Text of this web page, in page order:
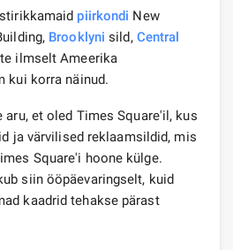
piirkondi New
Brooklyni sild, Central
ilmselt Ameerika
kui korra näinud.
et oled Times Square'il, kus
ja värvilised reklaamsildid, mis
Square'i hoone külge.
siin ööpäevaringselt, kuid
kaadrid tehakse pärast